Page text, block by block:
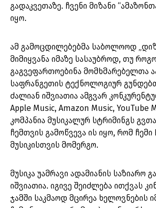
გადაკვეთაზე. ჩვენი მიზანი
იყო.
ამ გამოცდილებებმა საბოლოოდ
მიმიყვანა იმაზე სასაუბროდ, თუ
გაგვეფართოებინა მომხმარებელთა
საფრანგეთის ტექნოლოგიურ
ძალიან იშვიათია ამგვარ
Apple Music, Amazon Music, YouTube
კომპანია მუსიკალურ სტრიმინგს
ჩემთვის გამოწვევა ის იყო, რომ ჩემი
მუსიკისთვის მომერგო.
მუსიკა უამრავი ადამიანის საზიარო
იშვიათია. იგივე შეიძლება ითქვას
ჯამში საკმაოდ მცირეა ხელოვნების